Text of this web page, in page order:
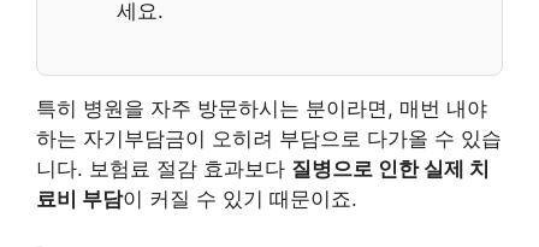
세요.
특히 병원을 자주 방문하시는 분이라면, 매번 내야
하는 자기부담금이 오히려 부담으로 다가올 수 있습
니다. 보험료 절감 효과보다 질병으로 인한 실제 치
료비 부담이 커질 수 있기 때문이죠.